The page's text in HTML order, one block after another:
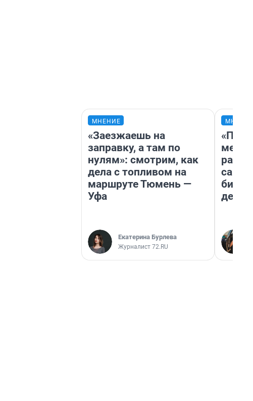
МНЕНИЕ
«Заезжаешь на
заправку, а там по
нулям»: смотрим, как
дела с топливом на
маршруте Тюмень —
Уфа
Екатерина Бурлева
Журналист 72.RU